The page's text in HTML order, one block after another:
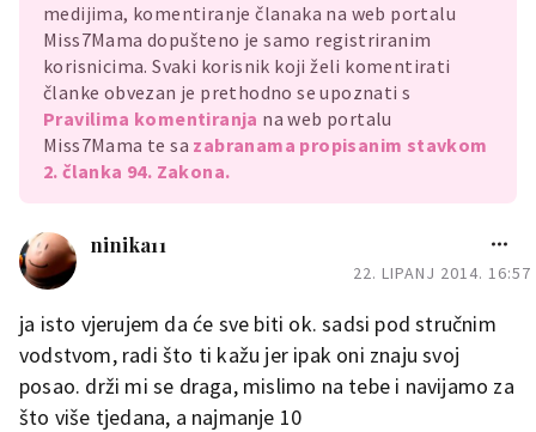
medijima, komentiranje članaka na web portalu
Miss7Mama dopušteno je samo registriranim
korisnicima. Svaki korisnik koji želi komentirati
članke obvezan je prethodno se upoznati s
Pravilima komentiranja na web portalu
Miss7Mama te sa zabranama propisanim stavkom
2. članka 94. Zakona.
ninika11
22. LIPANJ 2014. 16:57
ja isto vjerujem da će sve biti ok. sadsi pod stručnim
vodstvom, radi što ti kažu jer ipak oni znaju svoj
posao. drži mi se draga, mislimo na tebe i navijamo za
što više tjedana, a najmanje 10